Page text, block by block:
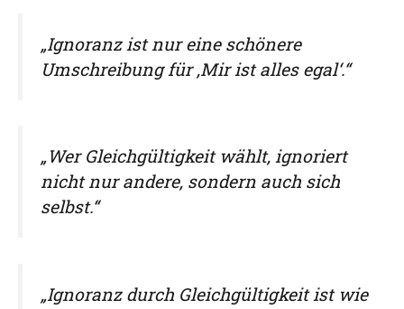
„Ignoranz ist nur eine schönere
Umschreibung für ‚Mir ist alles egal‘.“
„Wer Gleichgültigkeit wählt, ignoriert
nicht nur andere, sondern auch sich
selbst.“
„Ignoranz durch Gleichgültigkeit ist wie